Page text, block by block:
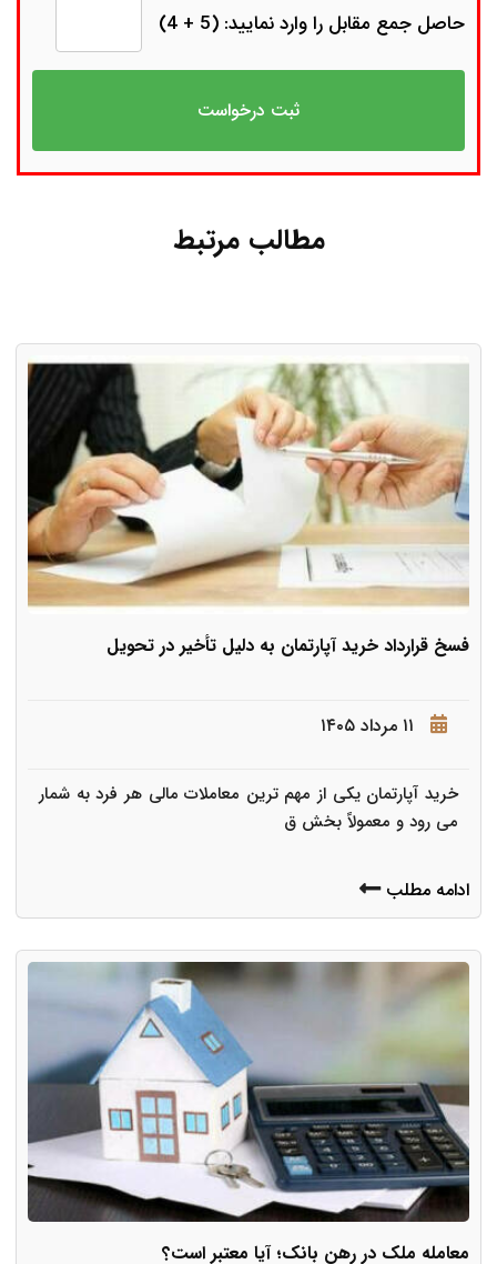
حاصل جمع مقابل را وارد نمایید: (5 + 4)
مطالب مرتبط
فسخ قرارداد خرید آپارتمان به دلیل تأخیر در تحویل
۱۱ مرداد ۱۴۰۵
خرید آپارتمان یکی از مهم ترین معاملات مالی هر فرد به شمار
می رود و معمولاً بخش ق
ادامه مطلب
معامله ملک در رهن بانک؛ آیا معتبر است؟